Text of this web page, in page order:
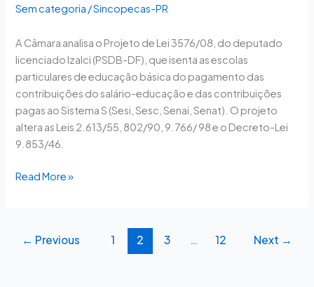
Sem categoria /Sincopecas-PR
A Câmara analisa o Projeto de Lei 3576/08, do deputado
licenciado Izalci (PSDB-DF), que isenta as escolas
particulares de educação básica do pagamento das
contribuições do salário-educação e das contribuições
pagas ao Sistema S (Sesi, Sesc, Senai, Senat). O projeto
altera as Leis 2.613/55, 802/90, 9.766/ 98 e o Decreto-Lei
9.853/46.
da
ao
Sistema
S
Read More »
← Previous 1 2 3 … 12 Next →